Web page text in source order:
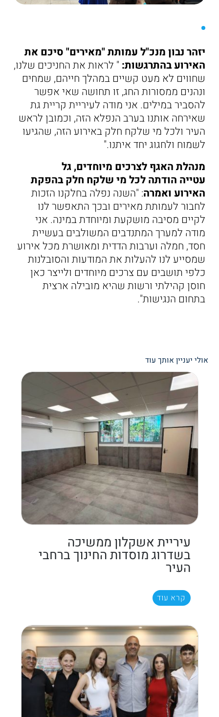
יזהר נבון מנכ"ל עמותת "מאירים" סיכם את
האירוע בהתרגשות: " לראות את החניכים שלנו,
שחווים לא מעט קשיים במהלך חייהם, שמחים
ונהנים ממסורות החג, זו תחושה שאי אפשר
להסביר במילים. אני מודה לעיריית קריית גת
שאירחה אותנו בערב הנפלא הזה, וכמובן לראש
העיר ולכל מי שלקח חלק באירוע הזה, שהגיעו
לשמוח ולחגוג יחד איתנו."
מנהלת האגף לצרכים מיוחדים, גל
עטייה הודתה לכל מי שלקח חלק בהפקת
האירוע ואמרה: "השנה נפלה בחלקנו הזכות
לחבור לעמותת מאירים ובכך התאפשר לנו
לקיים מסיבה מושקעת ומיוחדת במינה. אני
מודה למערך המתנדבים המשולבים בעשיית
חסד, חמלה וערבות הדדית ומאושרת מכל אירוע
שמסייע לנו להעלות את המודעות והסובלנות
כלפי תושבים עם צרכים מיוחדים ולייצר כאן
חוסן קהילתי ורשות שהיא מובילה ארצית
בתחום הנגישות".
אולי יעניין אותך עוד
עיריית אשקלון ממשיכה
בשדרוג מוסדות החינוך ברחבי
העיר
קרא עוד